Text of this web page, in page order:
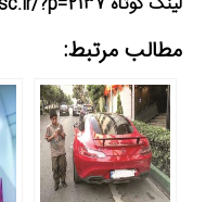
مطالب مرتبط: